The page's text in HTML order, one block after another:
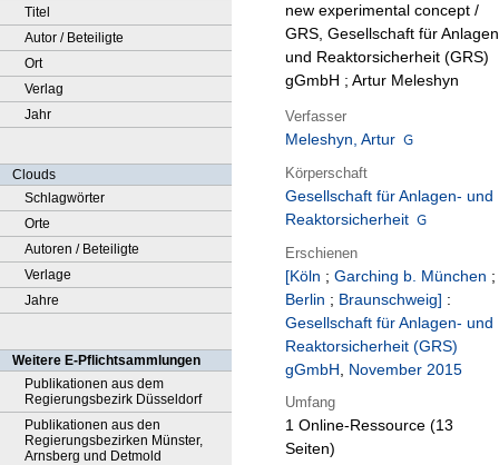
Titel
Autor / Beteiligte
Ort
Verlag
Jahr
Clouds
Schlagwörter
Orte
Autoren / Beteiligte
Verlage
Jahre
Weitere E-Pflichtsammlungen
Publikationen aus dem
Regierungsbezirk Düsseldorf
Publikationen aus den
Regierungsbezirken Münster,
Arnsberg und Detmold
new experimental concept /
GRS, Gesellschaft für Anlagen
und Reaktorsicherheit (GRS)
gGmbH ; Artur Meleshyn
Verfasser
Meleshyn, Artur
Körperschaft
Gesellschaft für Anlagen- und
Reaktorsicherheit
Erschienen
[Köln ; Garching b. München ;
Berlin ; Braunschweig] :
Gesellschaft für Anlagen- und
Reaktorsicherheit (GRS)
gGmbH, November 2015
Umfang
1 Online-Ressource (13
Seiten)